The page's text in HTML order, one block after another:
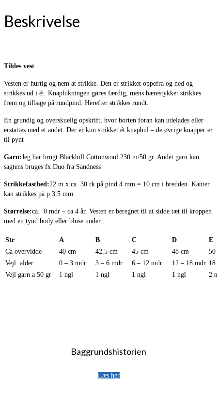
Beskrivelse
Tildes vest
Vesten er hurtig og nem at strikke. Den er strikket oppefra og ned og
strikkes ud i ét. Knaplukningen gøres færdig, mens bærestykket strikkes
frem og tilbage på rundpind. Herefter strikkes rundt.
En grundig og overskuelig opskrift, hvor borten foran kan udelades eller
erstattes med et andet. Der er kun strikket ét knaphul – de øvrige knapper er
til pynt
Garn:Jeg har brugt Blackhill Cottonwool 230 m/50 gr. Andet garn kan
sagtens bruges fx Duo fra Sandness
Strikkefasthed:22 m x ca. 30 rk på pind 4 mm = 10 cm i bredden. Kanter
kan strikkes på p 3.5 mm
Størrelse:ca. 0 mdr – ca 4 år. Vesten er beregnet til at sidde tæt til kroppen
med en tynd body eller bluse under.
Str A B C D
E
Ca overvidde
40 cm 42.5 cm 45 cm 48 cm
50
Vejl. alder
0 – 3 mdr 3 – 6 mdr 6 – 12 mdr 12 – 18 mdr
Vejl garn a 50 gr
1 ngl 1 ngl 1 ngl 1 ngl 2
Baggrundshistorien
Læs her